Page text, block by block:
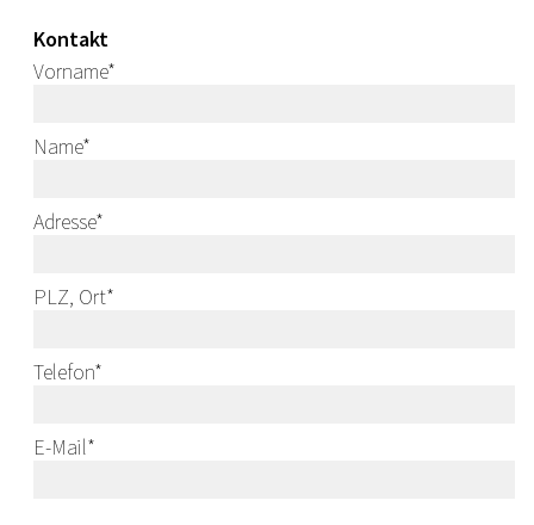
Kontakt
Vorname*
Name*
Adresse*
PLZ, Ort*
Telefon*
E-Mail*